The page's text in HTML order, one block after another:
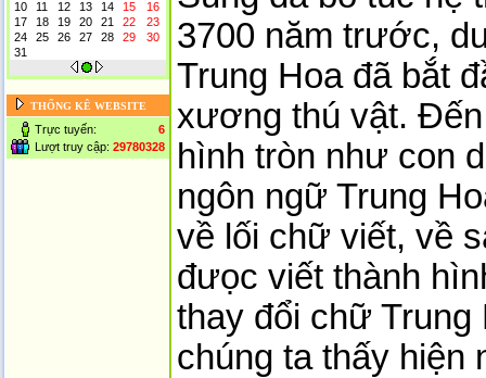
10
11 12 13 14 15
16
17
18 19 20 21 22
23
24
25 26 27 28 29
30
31
THỐNG KÊ WEBSITE
Trực tuyến:
6
Lượt truy cập: 29780328
3700 năm trước,
Trung Hoa đã bắt
xương thú vật.
hình tròn như con
ngôn ngữ Trung
về lối chữ viết, về
đưọc viết thành
thay đổi chữ
chúng ta thấy hiện